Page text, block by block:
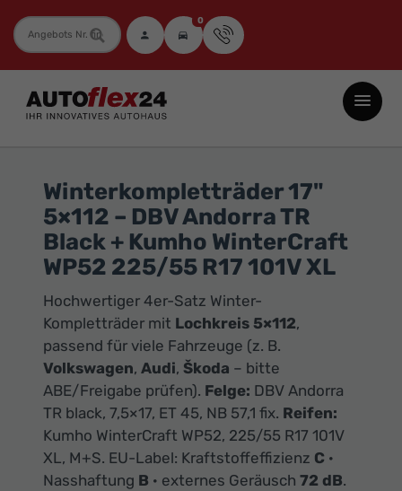
Fahrzeugnummer 0
Autoflex24
GmbH
Neuwagen
Jahreswagen
und
Gebrauchtwagen
Top-
Preisen
Innovatives
Autohaus
Winterkompletträder 17"
5×112 – DBV Andorra TR
Black + Kumho WinterCraft
WP52 225/55 R17 101V XL
Hochwertiger 4er-Satz Winter-
Kompletträder mit Lochkreis 5×112,
passend für viele Fahrzeuge (z. B.
Volkswagen, Audi, Škoda – bitte
ABE/Freigabe prüfen). Felge: DBV Andorra
TR black, 7,5×17, ET 45, NB 57,1 fix. Reifen:
Kumho WinterCraft WP52, 225/55 R17 101V
XL, M+S. EU-Label: Kraftstoffeffizienz C ·
Nasshaftung B · externes Geräusch 72 dB.